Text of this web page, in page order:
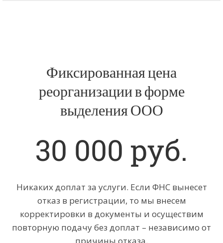
Фиксированная цена
реорганизации в форме
выделения ООО
30 000 руб.
Никаких доплат за услуги. Если ФНС вынесет
отказ в регистрации, то мы внесем
корректировки в документы и осуществим
повторную подачу без доплат – независимо от